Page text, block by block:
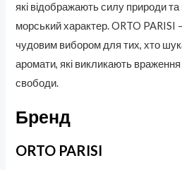
які відображають силу природи
морський характер. ORTO
чудовим вибором для тих, хто
аромати, які викликають
свободи.
Бренд
ORTO PARISI